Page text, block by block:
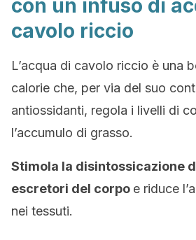
con un infuso di
cavolo riccio
L’acqua di cavolo riccio è una
calorie che, per via del suo
antiossidanti, regola i livelli di
l’accumulo di grasso.
Stimola la disintossicazione
escretori del corpo e riduce
nei tessuti.